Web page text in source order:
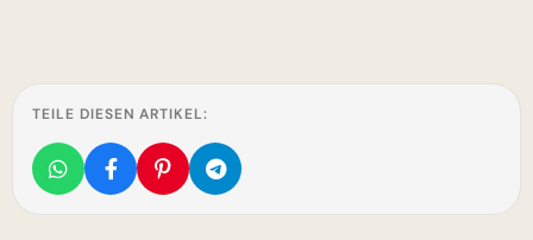
TEILE DIESEN ARTIKEL: